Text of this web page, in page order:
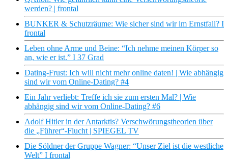
werden? | frontal
BUNKER & Schutzräume: Wie sicher sind wir im Ernstfall? I
frontal
Leben ohne Arme und Beine: “Ich nehme meinen Körper so
an, wie er ist.” I 37 Grad
Dating-Frust: Ich will nicht mehr online daten! | Wie abhängig
sind wir vom Online-Dating? #4
Ein Jahr verliebt: Treffe ich sie zum ersten Mal? | Wie
abhängig sind wir vom Online-Dating? #6
Adolf Hitler in der Antarktis? Verschwörungstheorien über
die „Führer“-Flucht | SPIEGEL TV
Die Söldner der Gruppe Wagner: “Unser Ziel ist die westliche
Welt” I frontal